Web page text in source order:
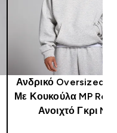
Ανδρικό Oversized
Με Κουκούλα MP
Ανοιχτό Γκρι